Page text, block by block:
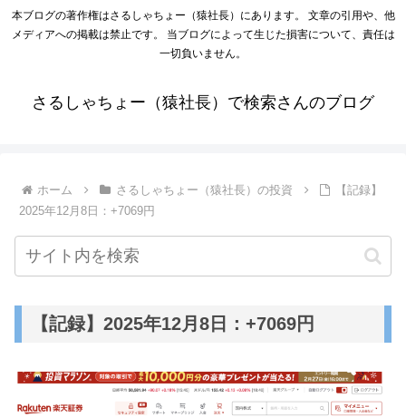
本ブログの著作権はさるしゃちょー（猿社長）にあります。 文章の引用や、他
メディアへの掲載は禁止です。 当ブログによって生じた損害について、責任は
一切負いません。
さるしゃちょー（猿社長）で検索さんのブログ
ホーム さるしゃちょー（猿社長）の投資
【記録】
2025年12月8日：+7069円
【記録】2025年12月8日：+7069円